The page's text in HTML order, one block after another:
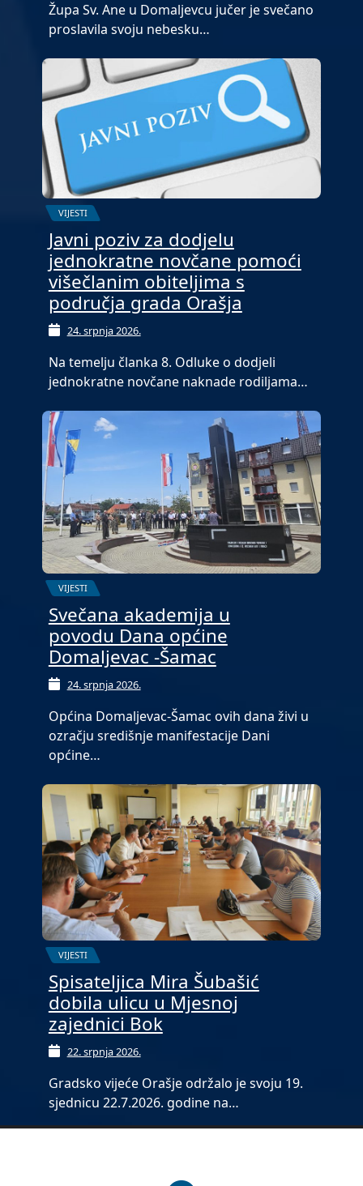
Župa Sv. Ane u Domaljevcu jučer je svečano
proslavila svoju nebesku…
VIJESTI
Javni poziv za dodjelu
jednokratne novčane pomoći
višečlanim obiteljima s
područja grada Orašja
24. srpnja 2026.
Na temelju članka 8. Odluke o dodjeli
jednokratne novčane naknade rodiljama…
VIJESTI
Svečana akademija u
povodu Dana općine
Domaljevac -Šamac
24. srpnja 2026.
Općina Domaljevac-Šamac ovih dana živi u
ozračju središnje manifestacije Dani
općine…
VIJESTI
Spisateljica Mira Šubašić
dobila ulicu u Mjesnoj
zajednici Bok
22. srpnja 2026.
Gradsko vijeće Orašje održalo je svoju 19.
sjednicu 22.7.2026. godine na…